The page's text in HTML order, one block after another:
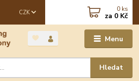
Menu
CZK
Hledat
0 ks
za 0 Kč